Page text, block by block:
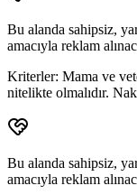
Bu alanda sahipsiz,
amacıyla reklam
Kriterler: Mama ve
nitelikte olmalıdır.
Bu alanda sahipsiz,
amacıyla reklam